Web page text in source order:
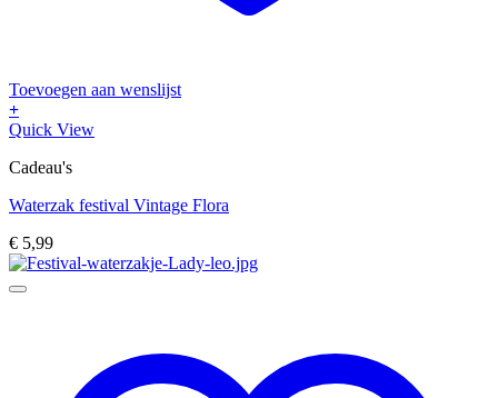
Toevoegen aan wenslijst
+
Quick View
Cadeau's
Waterzak festival Vintage Flora
€ 5,99